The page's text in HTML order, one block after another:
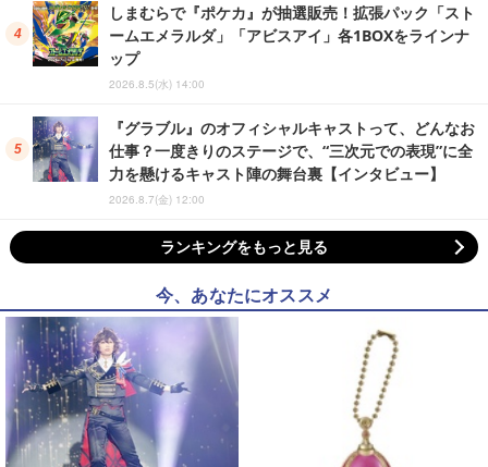
しまむらで『ポケカ』が抽選販売！拡張パック「スト
ームエメラルダ」「アビスアイ」各1BOXをラインナ
ップ
2026.8.5(水) 14:00
『グラブル』のオフィシャルキャストって、どんなお
仕事？一度きりのステージで、“三次元での表現”に全
力を懸けるキャスト陣の舞台裏【インタビュー】
2026.8.7(金) 12:00
ランキングをもっと見る
今、あなたにオススメ